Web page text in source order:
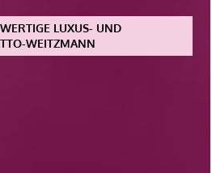
LUXUS- UND
WEITZMANN